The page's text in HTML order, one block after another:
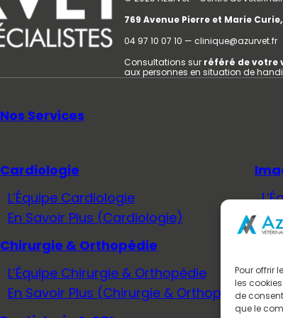
Pour offrir
les
de
que le
769 Avenue Pierre et Marie
04 97 10 07 10 — clinique@azurvet.fr
Consultations sur référé de
aux personnes en situation de
Nos Services
Cardiologie
L’Équipe Cardiologie
En Savoir Plus (Cardiologie)
Chirurgie & Orthopédie
L’Équipe Chirurgie & Orthopédie
En Savoir Plus (Chirurgie & Orthopédie) En